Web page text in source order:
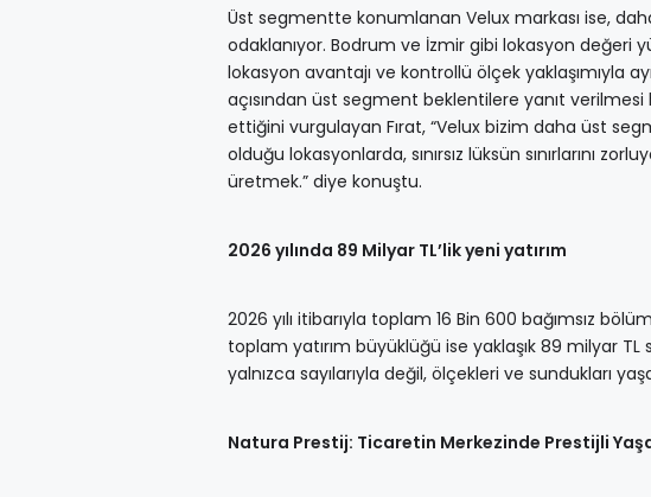
Üst segmentte konumlanan Velux markası ise,
odaklanıyor. Bodrum ve İzmir gibi lokasyon değeri
lokasyon avantajı ve kontrollü ölçek yaklaşımıyla
açısından üst segment beklentilere yanıt
ettiğini vurgulayan Fırat, “Velux bizim daha üst
olduğu lokasyonlarda, sınırsız lüksün sınırlarını
üretmek.” diye konuştu.
2026 yılında 89 Milyar TL’lik yeni yatırım
2026 yılı itibarıyla toplam 16 Bin 600 bağımsız
toplam yatırım büyüklüğü ise yaklaşık 89 milyar
yalnızca sayılarıyla değil, ölçekleri ve sundukları
Natura Prestij: Ticaretin Merkezinde Prestijli